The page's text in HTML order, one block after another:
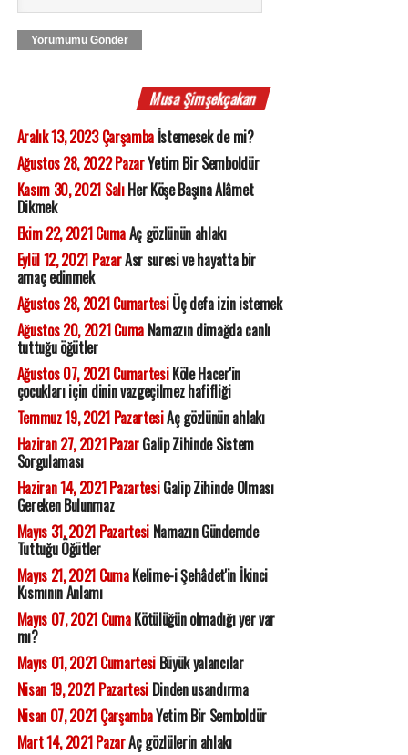
Yorumumu Gönder
Musa Şimşekçakan
Aralık 13, 2023 Çarşambaİstemesek de mi?
Ağustos 28, 2022 PazarYetim Bir Semboldür
Kasım 30, 2021 SalıHer Köşe Başına Alâmet
Dikmek
Ekim 22, 2021 CumaAç gözlünün ahlakı
Eylül 12, 2021 PazarAsr suresi ve hayatta bir
amaç edinmek
Ağustos 28, 2021 CumartesiÜç defa izin istemek
Ağustos 20, 2021 CumaNamazın dimağda canlı
tuttuğu öğütler
Ağustos 07, 2021 CumartesiKöle Hacer'in
çocukları için dinin vazgeçilmez hafifliği
Temmuz 19, 2021 PazartesiAç gözlünün ahlakı
Haziran 27, 2021 PazarGalip Zihinde Sistem
Sorgulaması
Haziran 14, 2021 PazartesiGalip Zihinde Olması
Gereken Bulunmaz
Mayıs 31, 2021 PazartesiNamazın Gündemde
Tuttuğu Öğütler
Mayıs 21, 2021 CumaKelime-i Şehâdet'in İkinci
Kısmının Anlamı
Mayıs 07, 2021 CumaKötülüğün olmadığı yer var
mı?
Mayıs 01, 2021 CumartesiBüyük yalancılar
Nisan 19, 2021 PazartesiDinden usandırma
Nisan 07, 2021 ÇarşambaYetim Bir Semboldür
Mart 14, 2021 PazarAç gözlülerin ahlakı